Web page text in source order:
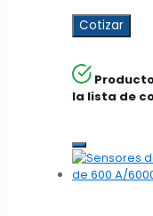
Cotizar
la lista de